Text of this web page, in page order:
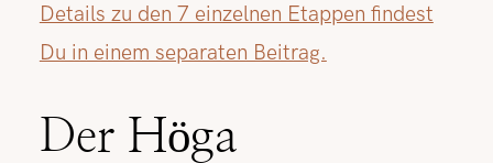
Details zu den 7 einzelnen Etappen findest
Du in einem separaten Beitrag.
Der Höga